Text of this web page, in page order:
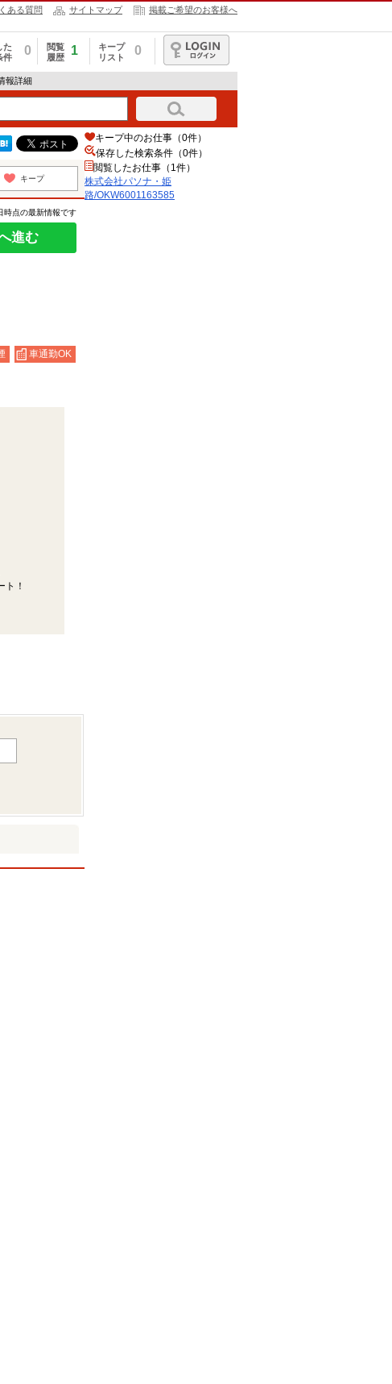
ある質問 サイトマップ 掲載ご希望のお客様へ
た
件
0
閲覧
履歴
1
キープ
リスト
0
ログイン
報詳細
キープ
点の最新情報です
進む
車通勤OK
ト！
キープ中のお仕事（0件）
保存した検索条件（0件）
閲覧したお仕事（1件）
株式会社パソナ・姫
路/OKW6001163585